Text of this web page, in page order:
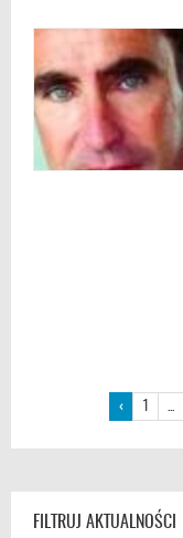
‹ 1 ...
FILTRUJ AKTUALNOŚCI